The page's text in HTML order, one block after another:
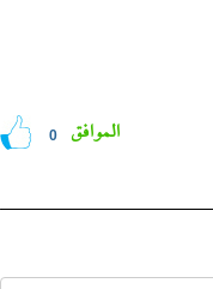
0 الموافق